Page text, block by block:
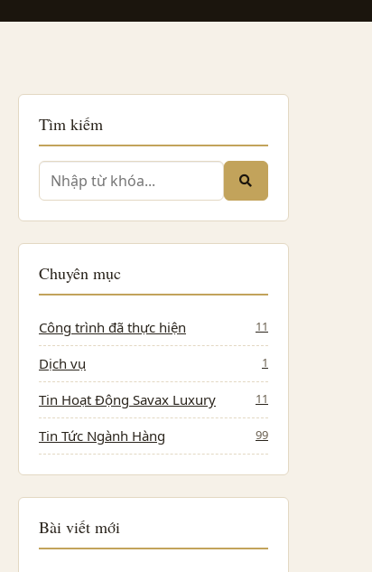
Tìm kiếm
Chuyên mục
Công trình đã thực hiện 11
Dịch vụ 1
Tin Hoạt Động Savax Luxury 11
Tin Tức Ngành Hàng 99
Bài viết mới